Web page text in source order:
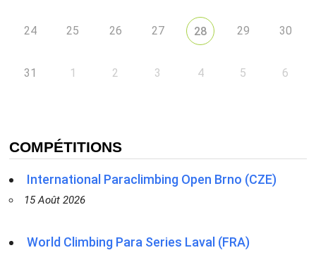
24 25 26 27 28 29 30
31 1 2 3 4 5 6
COMPÉTITIONS
International Paraclimbing Open Brno (CZE)
15 Août 2026
World Climbing Para Series Laval (FRA)